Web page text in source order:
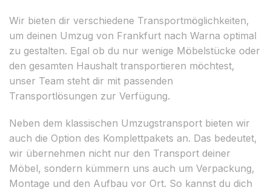
Wir bieten dir verschiedene Transportmöglichkeiten,
um deinen Umzug von Frankfurt nach Warna optimal
zu gestalten. Egal ob du nur wenige Möbelstücke oder
den gesamten Haushalt transportieren möchtest,
unser Team steht dir mit passenden
Transportlösungen zur Verfügung.
Neben dem klassischen Umzugstransport bieten wir
auch die Option des Komplettpakets an. Das bedeutet,
wir übernehmen nicht nur den Transport deiner
Möbel, sondern kümmern uns auch um Verpackung,
Montage und den Aufbau vor Ort. So kannst du dich